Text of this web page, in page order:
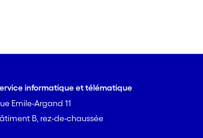
informatique et télématique
Emile-Argand 11
B, rez-de-chaussée